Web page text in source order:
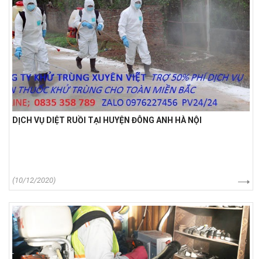
DỊCH VỤ DIỆT RUỒI TẠI HUYỆN ĐÔNG ANH HÀ NỘI
(10/12/2020)